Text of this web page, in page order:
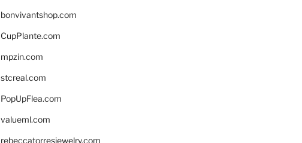
bonvivantshop.com
CupPlante.com
mpzin.com
stcreal.com
PopUpFlea.com
valueml.com
rebeccatorresjewelry.com